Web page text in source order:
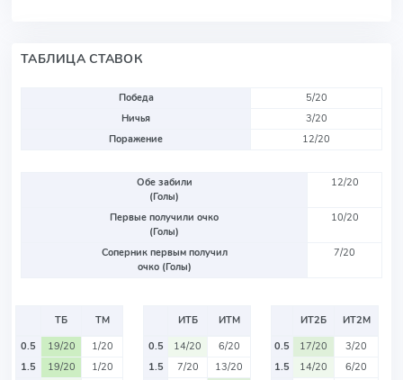
ТАБЛИЦА СТАВОК
Победа
5/20
Ничья
3/20
Поражение
12/20
Обе забили
(Голы)
12/20
Первые получили очко
(Голы)
10/20
Соперник первым получил
очко (Голы)
7/20
ТБ
ТМ
0.5
19/20
1/20
1.5
19/20
1/20
ИТБ
ИТМ
0.5
14/20
6/20
1.5
7/20
13/20
ИТ2Б
ИТ2М
0.5
17/20
3/20
1.5
14/20
6/20